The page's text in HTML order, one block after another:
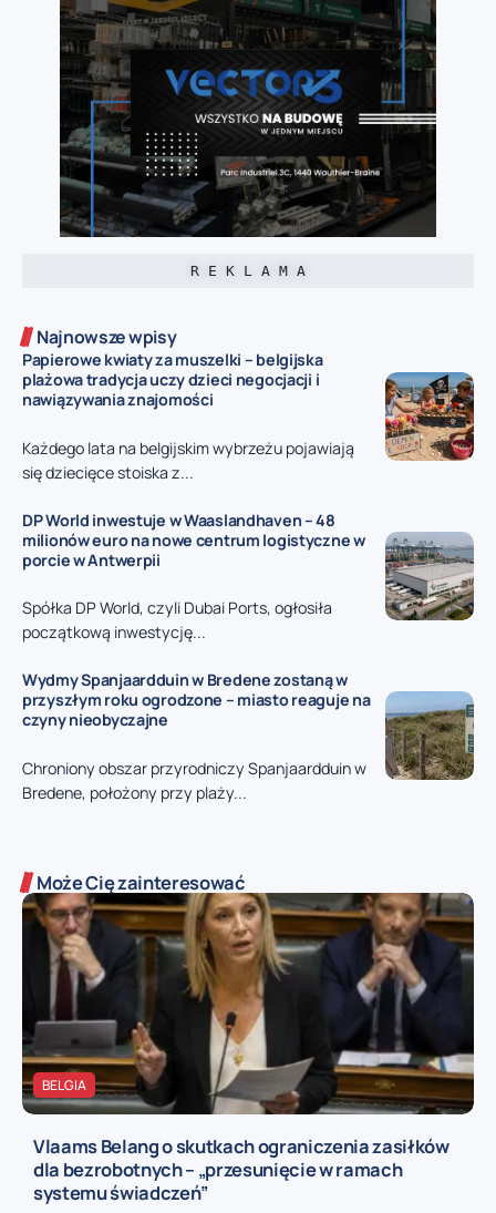
R E K L A M A
Najnowsze wpisy
Papierowe kwiaty za muszelki – belgijska
plażowa tradycja uczy dzieci negocjacji i
nawiązywania znajomości
Każdego lata na belgijskim wybrzeżu pojawiają
się dziecięce stoiska z...
DP World inwestuje w Waaslandhaven – 48
milionów euro na nowe centrum logistyczne w
porcie w Antwerpii
Spółka DP World, czyli Dubai Ports, ogłosiła
początkową inwestycję...
Wydmy Spanjaardduin w Bredene zostaną w
przyszłym roku ogrodzone – miasto reaguje na
czyny nieobyczajne
Chroniony obszar przyrodniczy Spanjaardduin w
Bredene, położony przy plaży...
Może Cię zainteresować
BELGIA
Vlaams Belang o skutkach ograniczenia zasiłków
dla bezrobotnych – „przesunięcie w ramach
systemu świadczeń”